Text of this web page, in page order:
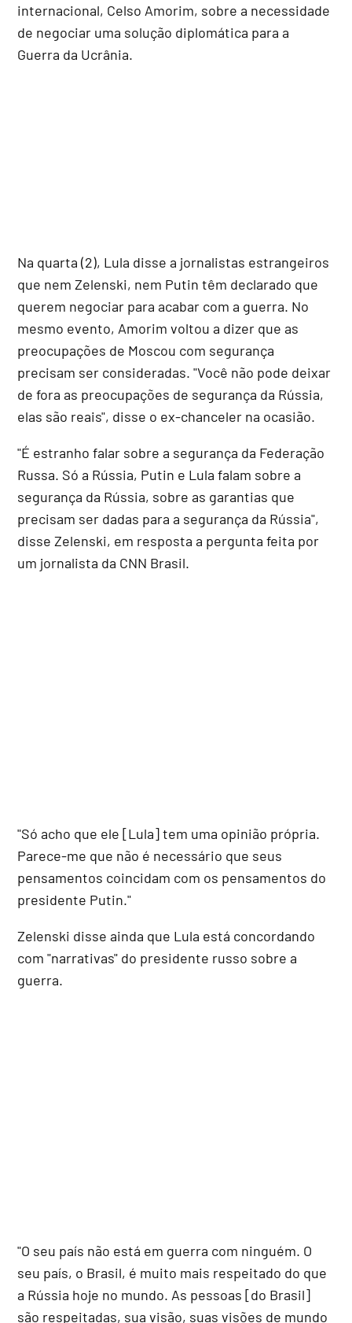
internacional, Celso Amorim, sobre a necessidade
de negociar uma solução diplomática para a
Guerra da Ucrânia.
Na quarta (2), Lula disse a jornalistas estrangeiros
que nem Zelenski, nem Putin têm declarado que
querem negociar para acabar com a guerra. No
mesmo evento, Amorim voltou a dizer que as
preocupações de Moscou com segurança
precisam ser consideradas. "Você não pode deixar
de fora as preocupações de segurança da Rússia,
elas são reais", disse o ex-chanceler na ocasião.
"É estranho falar sobre a segurança da Federação
Russa. Só a Rússia, Putin e Lula falam sobre a
segurança da Rússia, sobre as garantias que
precisam ser dadas para a segurança da Rússia",
disse Zelenski, em resposta a pergunta feita por
um jornalista da CNN Brasil.
"Só acho que ele [Lula] tem uma opinião própria.
Parece-me que não é necessário que seus
pensamentos coincidam com os pensamentos do
presidente Putin."
Zelenski disse ainda que Lula está concordando
com "narrativas" do presidente russo sobre a
guerra.
"O seu país não está em guerra com ninguém. O
seu país, o Brasil, é muito mais respeitado do que
a Rússia hoje no mundo. As pessoas [do Brasil]
são respeitadas, sua visão, suas visões de mundo